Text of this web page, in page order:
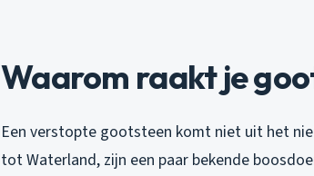
Waarom raakt je
Een verstopte gootsteen komt niet uit het
tot Waterland, zijn een paar bekende